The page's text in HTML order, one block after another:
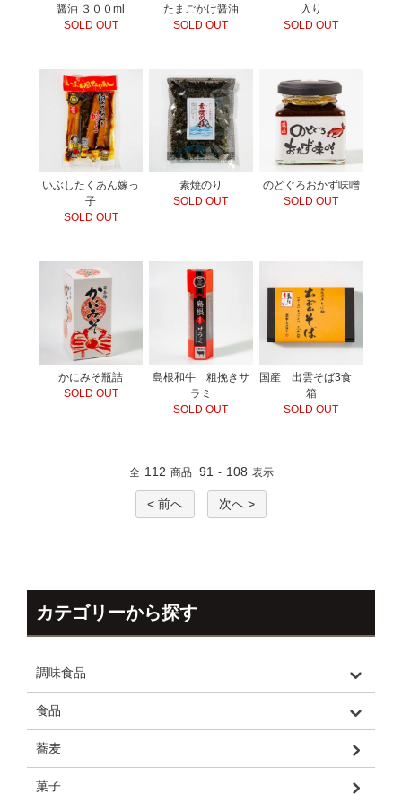
醤油 ３００ml
SOLD OUT
たまごかけ醤油
SOLD OUT
入り
SOLD OUT
いぶしたくあん嫁っ
子
SOLD OUT
素焼のり
SOLD OUT
のどぐろおかず味噌
SOLD OUT
かにみそ瓶詰
SOLD OUT
島根和牛 粗挽きサ
ラミ
SOLD OUT
国産 出雲そば3食
箱
SOLD OUT
全 112 商品 91 - 108 表示
< 前へ 次へ >
カテゴリーから探す
調味食品
食品
蕎麦
菓子